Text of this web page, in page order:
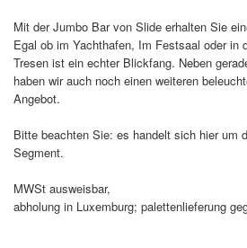
Mit der Jumbo Bar von Slide erhalten Sie
Egal ob im Yachthafen, Im Festsaal oder in
Tresen ist ein echter Blickfang. Neben
haben wir auch noch einen weiteren
Angebot.
Bitte beachten Sie: es handelt sich hier um
Segment.
MWSt ausweisbar,
abholung in Luxemburg; palettenlieferung